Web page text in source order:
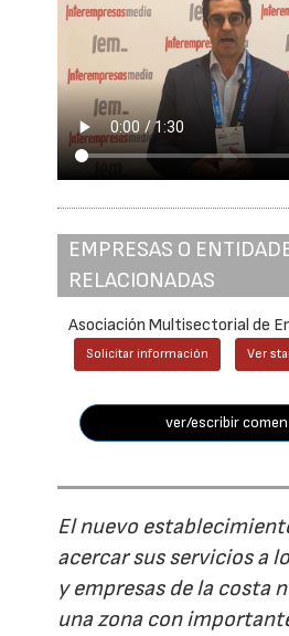
EMPRESAS O
RELACIONADAS
Asociación Multisectorial de
Solicitar información Ver
ver/escribir
El nuevo
acercar sus servicios a
y empresas de la costa
una zona con